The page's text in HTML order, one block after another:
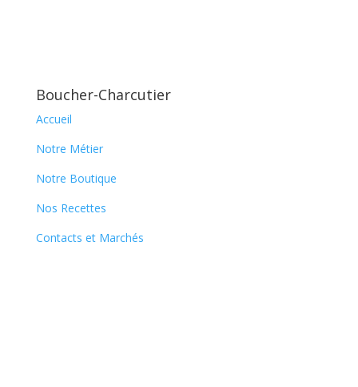
Boucher-Charcutier
Accueil
Notre Métier
Notre Boutique
Nos Recettes
Contacts et Marchés